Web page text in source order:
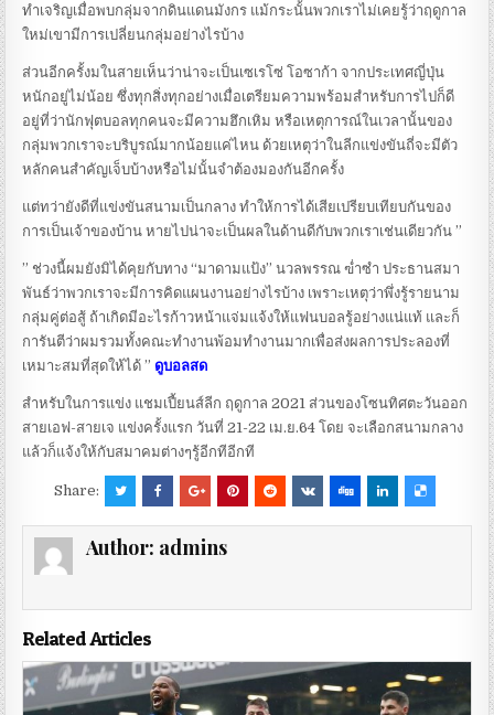
ทำเจริญเมื่อพบกลุ่มจากดินแดนมังกร แม้กระนั้นพวกเราไม่เคยรู้ว่าฤดูกาล
ใหม่เขามีการเปลี่ยนกลุ่มอย่างไรบ้าง
ส่วนอีกครั้งมในสายเห็นว่าน่าจะเป็นเซเรโซ่ โอซาก้า จากประเทศญี่ปุ่น
หนักอยู่ไม่น้อย ซึ่งทุกสิ่งทุกอย่างเมื่อเตรียมความพร้อมสำหรับการไปก็ดี
อยู่ที่ว่านักฟุตบอลทุกคนจะมีความฮึกเหิม หรือเหตุการณ์ในเวลานั้นของ
กลุ่มพวกเราจะบริบูรณ์มากน้อยแค่ไหน ด้วยเหตุว่าในลีกแข่งขันถี่จะมีตัว
หลักคนสำคัญเจ็บบ้างหรือไม่นั้นจำต้องมองกันอีกครั้ง
แต่ทว่ายังดีที่แข่งขันสนามเป็นกลาง ทำให้การได้เสียเปรียบเทียบกันของ
การเป็นเจ้าของบ้าน หายไปน่าจะเป็นผลในด้านดีกับพวกเราเช่นเดียวกัน ”
” ช่วงนี้ผมยังมิได้คุยกับทาง “มาดามแป้ง” นวลพรรณ ฃ่ำซำ ประธานสมา
พันธ์ว่าพวกเราจะมีการคิดแผนงานอย่างไรบ้าง เพราะเหตุว่าพึ่งรู้รายนาม
กลุ่มคู่ต่อสู้ ถ้าเกิดมีอะไรก้าวหน้าแจ่มแจ้งให้แฟนบอลรู้อย่างแน่แท้ และก็
การันตีว่าผมรวมทั้งคณะทำงานพ้อมทำงานมากเพื่อส่งผลการประลองที่
เหมาะสมที่สุดให้ได้ ” ดูบอลสด
สำหรับในการแข่ง แชมเปี้ยนส์ลีก ฤดูกาล 2021 ส่วนของโซนทิศตะวันออก
สายเอฟ-สายเจ แข่งครั้งแรก วันที่ 21-22 เม.ย.64 โดย จะเลือกสนามกลาง
แล้วก็แจ้งให้กับสมาคมต่างๆรู้อีกทีอีกที
Share:
Author: admins
Related Articles